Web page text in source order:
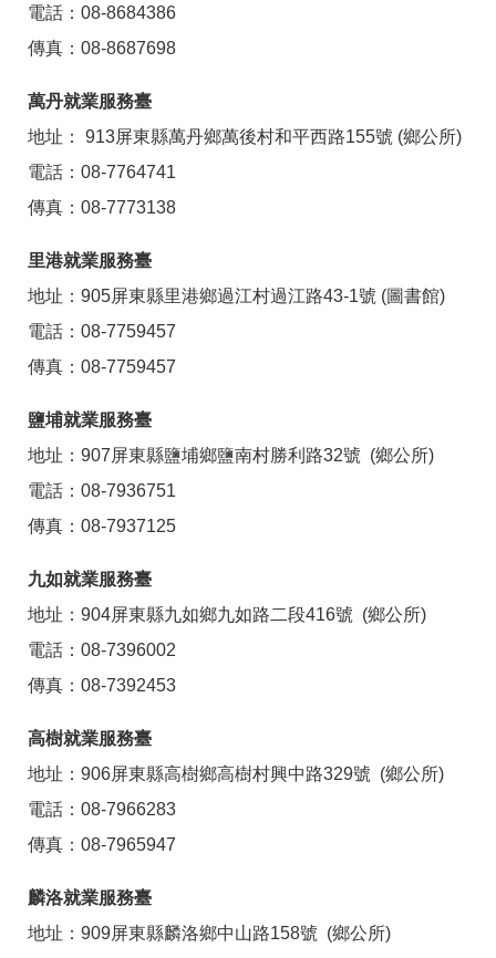
電話：08-8684386
傳真：08-8687698
萬丹就業服務臺
地址： 913屏東縣萬丹鄉萬後村和平西路155號 (鄉公所)
電話：08-7764741
傳真：08-7773138
里港就業服務臺
地址：905屏東縣里港鄉過江村過江路43-1號 (圖書館)
電話：08-7759457
傳真：08-7759457
鹽埔就業服務臺
地址：907屏東縣鹽埔鄉鹽南村勝利路32號 (鄉公所)
電話：08-7936751
傳真：08-7937125
九如就業服務臺
地址：904屏東縣九如鄉九如路二段416號 (鄉公所)
電話：08-7396002
傳真：08-7392453
高樹就業服務臺
地址：906屏東縣高樹鄉高樹村興中路329號 (鄉公所)
電話：08-7966283
傳真：08-7965947
麟洛就業服務臺
地址：909屏東縣麟洛鄉中山路158號 (鄉公所)